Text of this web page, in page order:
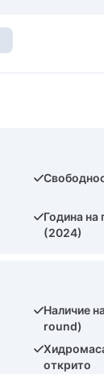
Година на
(2024)
Наличие
round)
открито